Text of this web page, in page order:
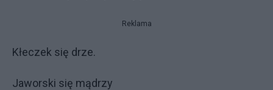
Reklama
Kłeczek się drze.
Jaworski się mądrzy